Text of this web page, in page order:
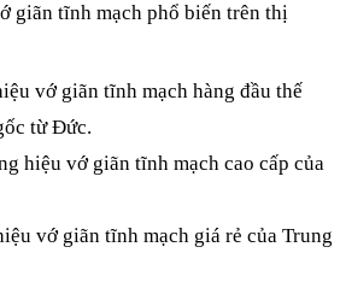
giãn tĩnh mạch phổ biến trên thị
vớ giãn tĩnh mạch hàng đầu thế
từ Đức.
hiệu vớ giãn tĩnh mạch cao cấp của
vớ giãn tĩnh mạch giá rẻ của Trung